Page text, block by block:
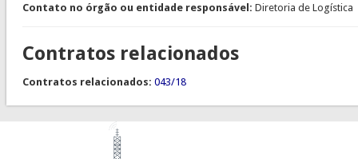
Contato no órgão ou entidade responsável: Diretoria de Logística
Contratos relacionados
Contratos relacionados: 043/18